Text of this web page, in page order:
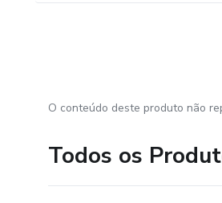
O conteúdo deste produto não
Todos os